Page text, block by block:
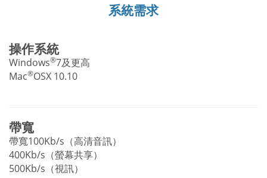
系統需求
操作系統
Windows®7及更高
Mac®OSX 10.10
帶寬
帶寬100Kb/s（高清音訊）
400Kb/s（螢幕共享）
500Kb/s（視訊）